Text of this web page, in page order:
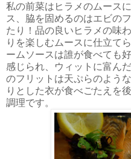
私の前菜はヒラメのムース
ス、脇を固めるのはエビの
たり！品の良いヒラメの味
りを楽しむムースに仕立て
ームソースは誰が食べても
感じられ、ウィットに富ん
のフリットは天ぷらのよう
りとした衣が食べごたえを
調理です。